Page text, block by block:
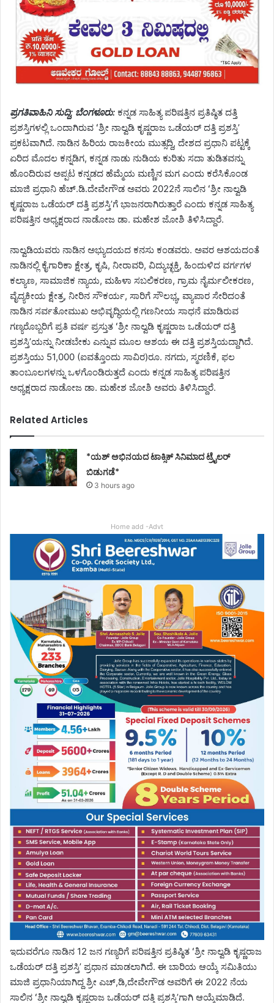
ಪ್ರಗತಿವಾಹಿನಿ ಸುದ್ದಿ; ಬೆಂಗಳೂರು: ಕನ್ನಡ ಸಾಹಿತ್ಯ ಪರಿಷತ್ತಿನ ಪ್ರತಿಷ್ಠಿತ ದತ್ತಿ
ಪ್ರಶಸ್ತಿಗಳಲ್ಲಿ ಒಂದಾಗಿರುವ ʻಶ್ರೀ ನಾಲ್ವಡಿ ಕೃಷ್ಣರಾಜ ಒಡೆಯರ್‌ ದತ್ತಿ ಪ್ರಶಸ್ತಿʼ
ಪ್ರಕಟವಾಗಿದೆ. ನಾಡಿನ ಹಿರಿಯ ರಾಜಕೀಯ ಮುತ್ಸದ್ದಿ, ದೇಶದ ಪ್ರಧಾನಿ ಪಟ್ಟಕ್ಕೆ
ಏರಿದ ಮೊದಲ ಕನ್ನಡಿಗ, ಕನ್ನಡ ನಾಡು ನುಡಿಯ ಕುರಿತು ಸದಾ ತುಡಿತವನ್ನು
ಹೊಂದಿರುವ ಅಪ್ಪಟ ಕನ್ನಡದ ಹೆಮ್ಮೆಯ ಮಣ್ಣಿನ ಮಗ ಎಂದು ಕರೆಸಿಕೊಂಡ
ಮಾಜಿ ಪ್ರಧಾನಿ ಹೆಚ್‌.ಡಿ.ದೇವೇಗೌಡ ಅವರು 2022ನೆ ಸಾಲಿನ ʻಶ್ರೀ ನಾಲ್ವಡಿ
ಕೃಷ್ಣರಾಜ ಒಡೆಯರ್‌ ದತ್ತಿ ಪ್ರಶಸ್ತಿʼಗೆ ಭಾಜನರಾಗಿರುತ್ತಾರೆ ಎಂದು ಕನ್ನಡ ಸಾಹಿತ್ಯ
ಪರಿಷತ್ತಿನ ಅಧ್ಯಕ್ಷರಾದ ನಾಡೋಜ ಡಾ. ಮಹೇಶ ಜೋಶಿ ತಿಳಿಸಿದ್ದಾರೆ.
ನಾಲ್ವಡಿಯವರು ನಾಡಿನ ಅಭ್ಯುದಯದ ಕನಸು ಕಂಡವರು. ಅವರ ಆಶಯದಂತೆ
ನಾಡಿನಲ್ಲಿ ಕೈಗಾರಿಕಾ ಕ್ಷೇತ್ರ, ಕೃಷಿ, ನೀರಾವರಿ, ವಿದ್ಯುಚ್ಛಕ್ತಿ, ಹಿಂದುಳಿದ ವರ್ಗಗಳ
ಕಲ್ಯಾಣ, ಸಾಮಾಜಿಕ ನ್ಯಾಯ, ಮಹಿಳಾ ಸಬಲಿಕರಣ, ಗ್ರಾಮ ನೈರ್ಮಲೀಕರಣ,
ವೈದ್ಯಕೀಯ ಕ್ಷೇತ್ರ, ನೀರಿನ ಸೌಕರ್ಯ, ಸಾರಿಗೆ ಸೌಲಭ್ಯ, ವ್ಯಾಪಾರ ಸೇರಿದಂತೆ
ನಾಡಿನ ಸರ್ವತೋಮುಖ ಅಭಿವೃದ್ಧಿಯಲ್ಲಿ ಗಣನೀಯ ಸಾಧನೆ ಮಾಡಿರುವ
ಗಣ್ಯರೊಬ್ಬರಿಗೆ ಪ್ರತಿ ವರ್ಷ ಪ್ರಸ್ತುತ ʻಶ್ರೀ ನಾಲ್ವಡಿ ಕೃಷ್ಣರಾಜ ಒಡೆಯರ್‌ ದತ್ತಿ
ಪ್ರಶಸ್ತಿʼಯನ್ನು ನೀಡಬೇಕು ಎನ್ನುವ ಮೂಲ ಆಶಯ ಈ ದತ್ತಿ ಪ್ರಶಸ್ತಿಯದ್ದಾಗಿದೆ.
ಪ್ರಶಸ್ತಿಯು 51,000 (ಐವತ್ತೊಂದು ಸಾವಿರ)ರೂ. ನಗದು, ಸ್ಮರಣಿಕೆ, ಫಲ
ತಾಂಬೂಲಗಳನ್ನು ಒಳಗೊಂಡಿರುತ್ತದೆ ಎಂದು ಕನ್ನಡ ಸಾಹಿತ್ಯ ಪರಿಷತ್ತಿನ
ಅಧ್ಯಕ್ಷರಾದ ನಾಡೋಜ ಡಾ. ಮಹೇಶ ಜೋಶಿ ಅವರು ತಿಳಿಸಿದ್ದಾರೆ.
Related Articles
*ಯಶ್ ಅಭಿನಯದ ಟಾಕ್ಸಿಕ್ ಸಿನಿಮಾದ ಟ್ರೈಲರ್
ಬಿಡುಗಡೆ*
3 hours ago
Home add -Advt
ಇದುವರೆಗೂ ನಾಡಿನ 12 ಜನ ಗಣ್ಯರಿಗೆ ಪರಿಷತ್ತಿನ ಪ್ರತಿಷ್ಠಿತ ʻಶ್ರೀ ನಾಲ್ವಡಿ ಕೃಷ್ಣರಾಜ
ಒಡೆಯರ್‌ ದತ್ತಿ ಪ್ರಶಸ್ತಿʼ ಪ್ರಧಾನ ಮಾಡಲಾಗಿದೆ. ಈ ಬಾರಿಯ ಆಯ್ಕೆ ಸಮಿತಿಯು
ಮಾಜಿ ಪ್ರಧಾನಿಯಾಗಿದ್ದ ಶ್ರೀ ಎಚ್‌,ಡಿ,ದೇವೇಗೌಡ ಅವರಿಗೆ ಈ 2022 ನೆಯ
ಸಾಲಿನ ʻಶ್ರೀ ನಾಲ್ವಡಿ ಕೃಷ್ಣರಾಜ ಒಡೆಯರ್‌ ದತ್ತಿ ಪ್ರಶಸ್ತಿʼಗಾಗಿ ಆಯ್ಕೆಮಾಡಿದೆ.